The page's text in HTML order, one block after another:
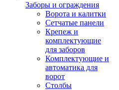
Заборы и ограждения
Ворота и калитки
Сетчатые панели
Крепеж и
комплектующие
для заборов
Комплектующие и
автоматика для
ворот
Столбы